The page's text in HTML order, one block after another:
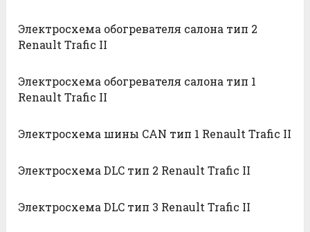
Электросхема обогревателя салона тип 2
Renault Trafic II
Электросхема обогревателя салона тип 1
Renault Trafic II
Электросхема шины CAN тип 1 Renault Trafic II
Электросхема DLC тип 2 Renault Trafic II
Электросхема DLC тип 3 Renault Trafic II